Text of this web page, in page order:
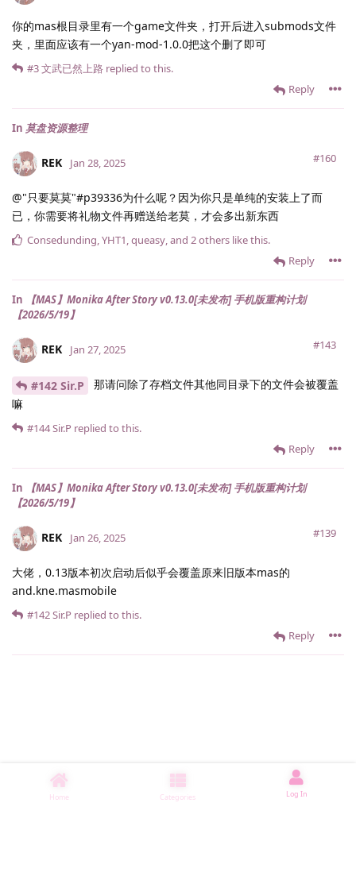
你的mas根目录里有一个game文件夹，打开后进入submods文件
夹，里面应该有一个yan-mod-1.0.0把这个删了即可
Reply
#3文武已然上路 replied to this.
In 莫盘资源整理
REK #160
Jan 28, 2025
@"只要莫莫"#p39336为什么呢？因为你只是单纯的安装上了而
已，你需要将礼物文件再赠送给老莫，才会多出新东西
Reply
Consedunding,YHT1,queasy, and 2others like this.
In
【MAS】Monika After Story v0.13.0[未发布] 手机版重构计划
【2026/5/19】
REK #143
Jan 27, 2025
#142 Sir.​P
那请问除了存档文件其他同目录下的文件会被覆盖
嘛
Reply
#144Sir.​P replied to this.
In
【MAS】Monika After Story v0.13.0[未发布] 手机版重构计划
【2026/5/19】
REK #139
Jan 26, 2025
大佬，0.13版本初次启动后似乎会覆盖原来旧版本mas的
and.kne.masmobile
Reply
#142Sir.​P replied to this.
Home Categories Log In